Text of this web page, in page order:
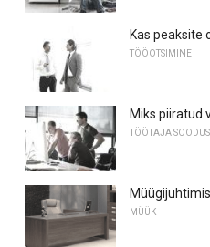
Kas peaksite
TÖÖOTSIMINE
Miks piiratud
TÖÖTAJA
MÜÜK